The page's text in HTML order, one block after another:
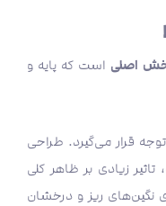
اصلی است که پایه و
قرار می‌گیرد. طراحی
زیادی بر ظاهر کلی
نگین‌های ریز و درخشان